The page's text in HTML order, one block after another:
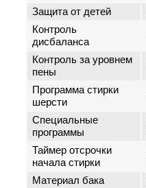
Защита от детей
Контроль
дисбаланса
Контроль за уровнем
пены
Программа стирки
шерсти
Специальные
программы
Таймер отсрочки
начала стирки
Материал бака